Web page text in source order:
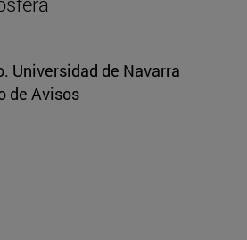
Universidad de Navarra
de Avisos